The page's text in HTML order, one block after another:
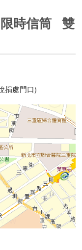
限時信筒 雙
捐處門口)